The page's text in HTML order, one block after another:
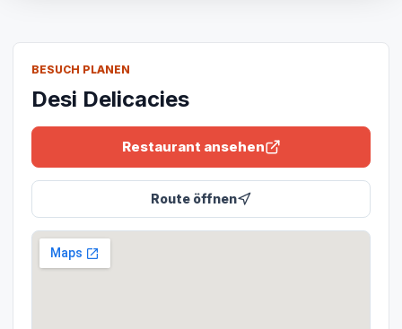
BESUCH PLANEN
Desi Delicacies
Restaurant ansehen
Route öffnen